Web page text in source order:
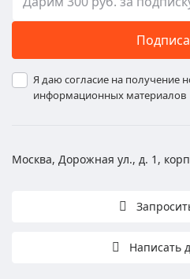
Я даю согласие на получение
информационных материалов
Москва, Дорожная ул., д. 1,
Написать